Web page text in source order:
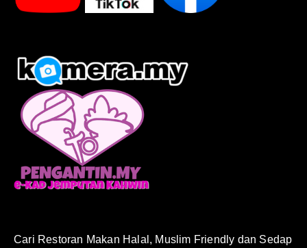
Cari Restoran Makan Halal, Muslim Friendly dan Sedap